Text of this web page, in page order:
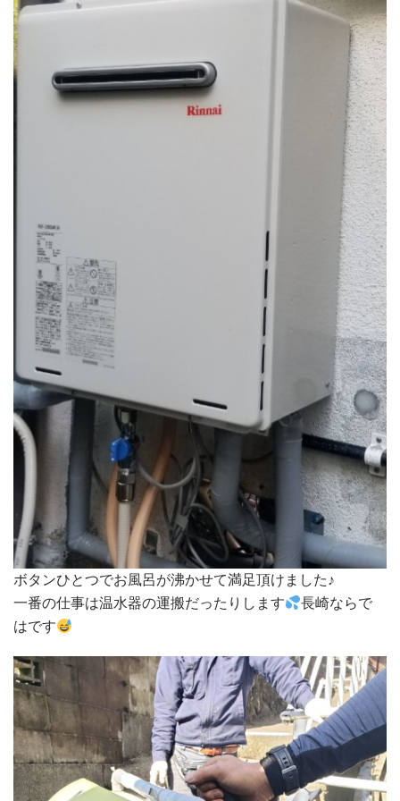
ボタンひとつでお風呂が沸かせて満足頂けました♪
一番の仕事は温水器の運搬だったりします
長崎ならで
はです